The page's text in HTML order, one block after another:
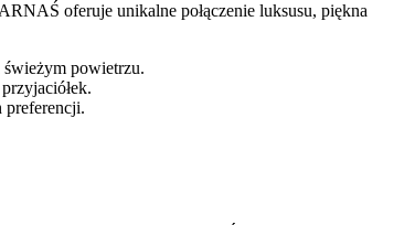
oferuje unikalne połączenie luksusu, piękna
świeżym powietrzu.
preferencji.